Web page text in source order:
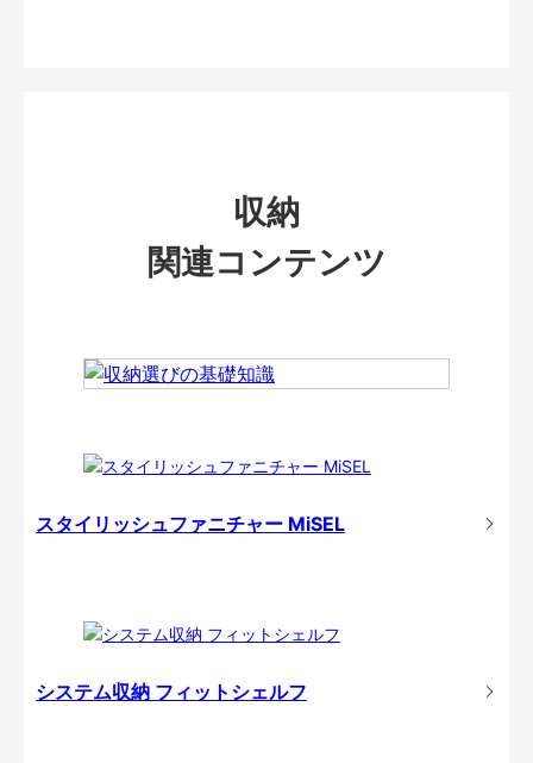
収納
関連コンテンツ
スタイリッシュファニチャー MiSEL
システム収納 フィットシェルフ